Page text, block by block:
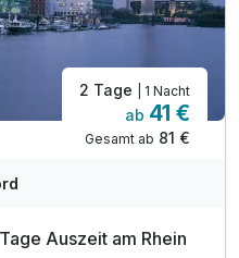
2 Tage | 1 Nacht
ab 41 €
Gesamt ab 81 €
Auszeit am Rhein